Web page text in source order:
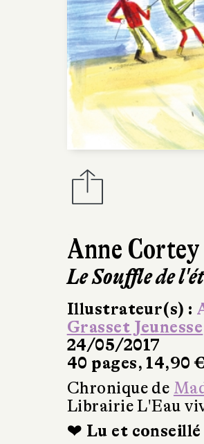
Anne Cortey
Le Souffle de
Illustrateur(s) :
Grasset Jeunesse
24/05/2017
40 pages, 14,90 €
Chronique de
Librairie L'Eau
❤ Lu et conseillé